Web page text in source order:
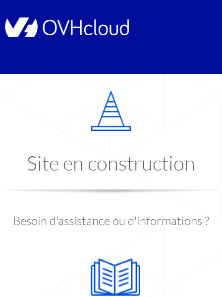
Site en construction
Besoin d'assistance ou d'informations ?